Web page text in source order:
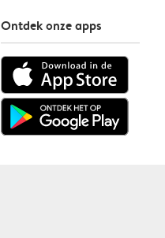
Ontdek onze apps